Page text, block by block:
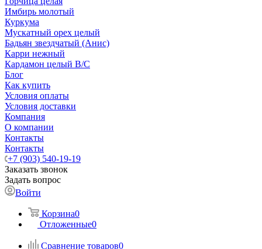
Имбирь молотый
Куркума
Мускатный орех целый
Бадьян звездчатый (Анис)
Карри нежный
Кардамон целый В/С
Блог
Как купить
Условия оплаты
Условия доставки
Компания
О компании
Контакты
Контакты
+7 (903) 540-19-19
Заказать звонок
Задать вопрос
Войти
Корзина0
Отложенные0
Сравнение товаров0